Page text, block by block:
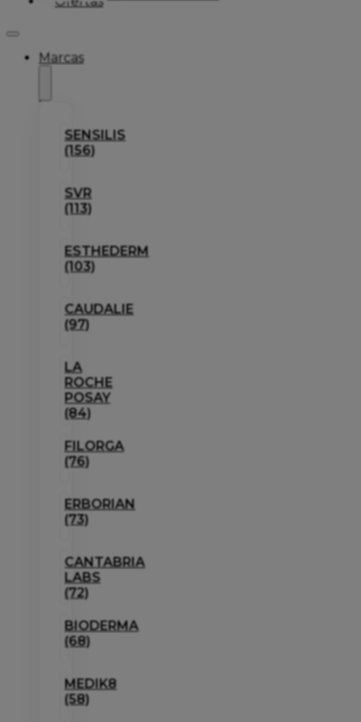
Marcas
SENSILIS
(156)
SVR
(113)
ESTHEDERM
(103)
CAUDALIE
(97)
LA
ROCHE
POSAY
(84)
FILORGA
(76)
ERBORIAN
(73)
CANTABRIA
LABS
(72)
BIODERMA
(68)
MEDIK8
(58)